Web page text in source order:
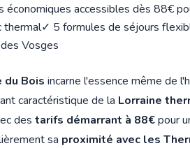
économiques accessibles dès 88€
thermal✓ 5 formules de séjours
Vosges
du Bois incarne l'essence même de
caractéristique de la Lorraine
des tarifs démarrant à 88€pour
sa proximité avec les